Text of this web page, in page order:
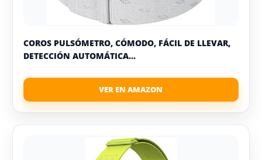
COROS PULSÓMETRO, CÓMODO, FÁCIL DE LLEVAR,
DETECCIÓN AUTOMÁTICA...